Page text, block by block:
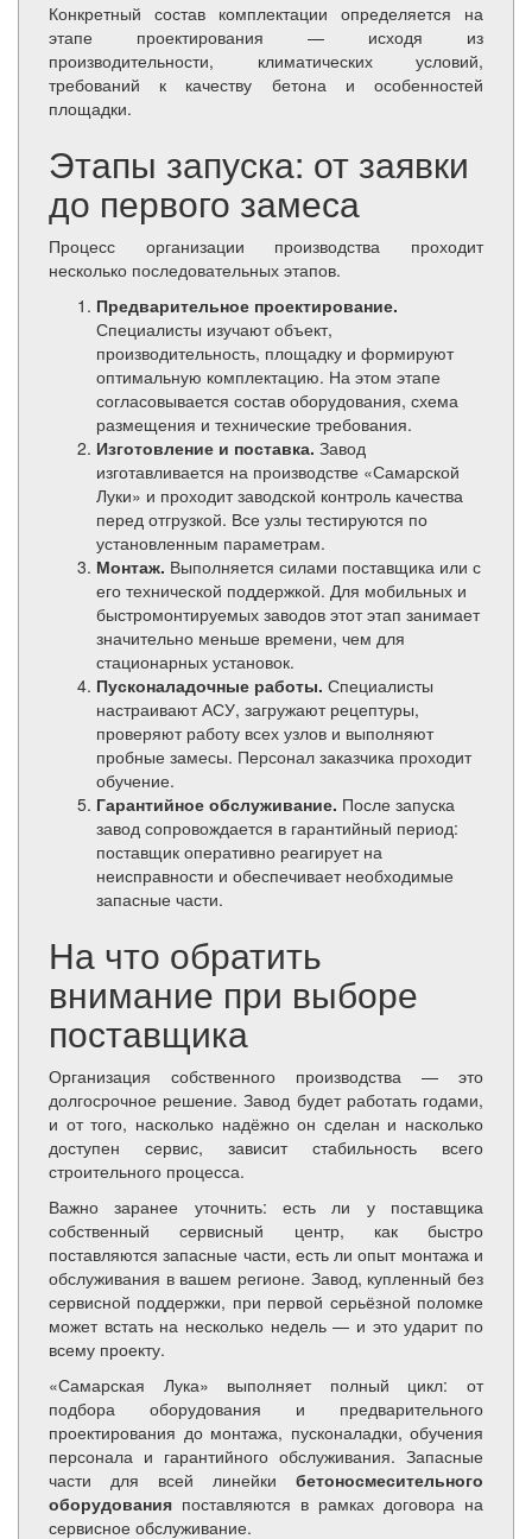
Конкретный состав комплектации определяется на
этапе проектирования — исходя из
производительности, климатических условий,
требований к качеству бетона и особенностей
площадки.
Этапы запуска: от заявки
до первого замеса
Процесс организации производства проходит
несколько последовательных этапов.
Предварительное проектирование.
Специалисты изучают объект,
производительность, площадку и формируют
оптимальную комплектацию. На этом этапе
согласовывается состав оборудования, схема
размещения и технические требования.
Изготовление и поставка. Завод
изготавливается на производстве «Самарской
Луки» и проходит заводской контроль качества
перед отгрузкой. Все узлы тестируются по
установленным параметрам.
Монтаж. Выполняется силами поставщика или с
его технической поддержкой. Для мобильных и
быстромонтируемых заводов этот этап занимает
значительно меньше времени, чем для
стационарных установок.
Пусконаладочные работы. Специалисты
настраивают АСУ, загружают рецептуры,
проверяют работу всех узлов и выполняют
пробные замесы. Персонал заказчика проходит
обучение.
Гарантийное обслуживание. После запуска
завод сопровождается в гарантийный период:
поставщик оперативно реагирует на
неисправности и обеспечивает необходимые
запасные части.
На что обратить
внимание при выборе
поставщика
Организация собственного производства — это
долгосрочное решение. Завод будет работать годами,
и от того, насколько надёжно он сделан и насколько
доступен сервис, зависит стабильность всего
строительного процесса.
Важно заранее уточнить: есть ли у поставщика
собственный сервисный центр, как быстро
поставляются запасные части, есть ли опыт монтажа и
обслуживания в вашем регионе. Завод, купленный без
сервисной поддержки, при первой серьёзной поломке
может встать на несколько недель — и это ударит по
всему проекту.
«Самарская Лука» выполняет полный цикл: от
подбора оборудования и предварительного
проектирования до монтажа, пусконаладки, обучения
персонала и гарантийного обслуживания. Запасные
части для всей линейки бетоносмесительного
оборудования поставляются в рамках договора на
сервисное обслуживание.